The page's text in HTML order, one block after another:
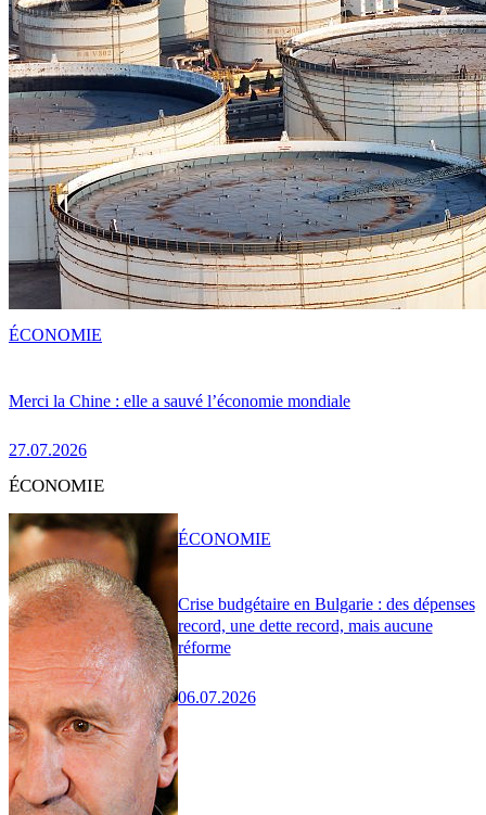
Merci la Chine : elle a sauvé l’économie mondiale
27.07.2026
ÉCONOMIE
ÉCONOMIE
Crise budgétaire en Bulgarie : des dépenses
record, une dette record, mais aucune
réforme
06.07.2026
ÉCONOMIE